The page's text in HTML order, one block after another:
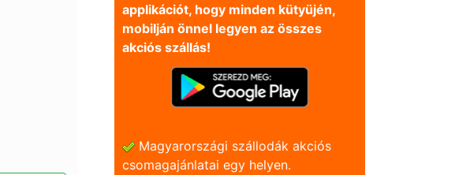
applikációt, hogy minden kütyüjén,
mobilján önnel legyen az összes
akciós szállás!
Magyarországi szállodák akciós
csomagajánlatai egy helyen.